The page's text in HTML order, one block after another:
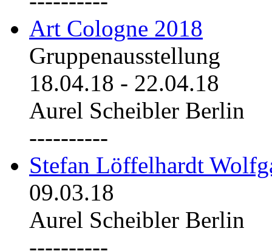
Art Cologne 2018
Gruppenausstellung
18.04.18 - 22.04.18
Aurel Scheibler Berlin
----------
Stefan Löffelhardt
09.03.18
Aurel Scheibler Berlin